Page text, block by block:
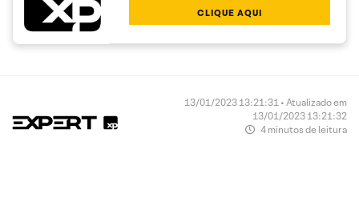
CLIQUE AQUI
13/01/2023 13:21:31 • Atualizado em
13/01/2023 13:21:32
4 minutos de leitura